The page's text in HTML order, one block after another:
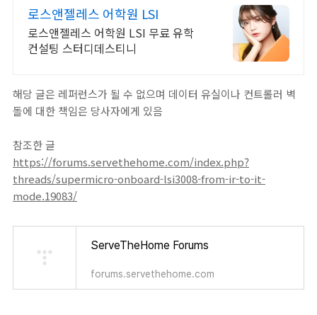
로스앤젤레스 어학원 LSI
로스앤젤레스 어학원 LSI 무료 유학
컨설팅 스터디데스티니
해당 글은 레퍼런스가 될 수 없으며 데이터 유실이나 컨트롤러 벽
돌에 대한 책임은 당사자에게 있음
참조한 글
https://forums.servethehome.com/index.php?
threads/supermicro-onboard-lsi3008-from-ir-to-it-
mode.19083/
ServeTheHome Forums
forums.servethehome.com